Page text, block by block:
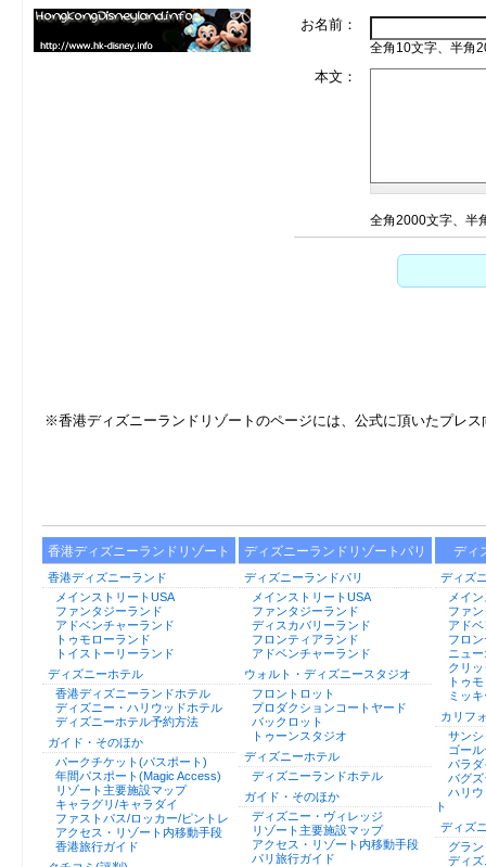
お名前：
全角10文字、半角
本文：
全角2000文字、半
※香港ディズニーランドリゾートのページには、公式に頂いたプレ
香港ディズニーランドリゾート
香港ディズニーランド
メインストリートUSA
ファンタジーランド
アドベンチャーランド
トゥモローランド
トイストーリーランド
ディズニーホテル
香港ディズニーランドホテル
ディズニー・ハリウッドホテル
ディズニーホテル予約方法
ガイド・そのほか
パークチケット(パスポート)
年間パスポート(Magic Access)
リゾート主要施設マップ
キャラグリ/キャラダイ
ファストパス/ロッカー/ピントレ
アクセス・リゾート内移動手段
香港旅行ガイド
ディズニーランドリゾートパリ
ディズニーランドパリ
メインストリートUSA
ファンタジーランド
ディスカバリーランド
フロンティアランド
アドベンチャーランド
ウォルト・ディズニースタジオ
フロントロット
プロダクションコートヤード
バックロット
トゥーンスタジオ
ディズニーホテル
ディズニーランドホテル
ガイド・そのほか
ディズニー・ヴィレッジ
リゾート主要施設マップ
アクセス・リゾート内移動手段
パリ旅行ガイド
ディ
ディズ
メイ
ファ
アド
フロ
ニュ
クリ
トゥ
ミッ
カリフ
サン
ゴー
パラ
バグ
ハリ
ト
ディズ
グラ
ディ